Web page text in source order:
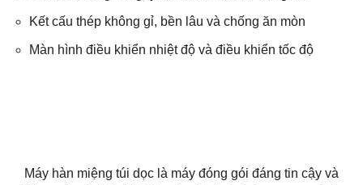
Kết cấu thép không gỉ, bền lâu và chống ăn mòn
Màn hình điều khiển nhiệt độ và điều khiển tốc độ
Máy hàn miệng túi dọc là máy đóng gói đáng tin cậy và